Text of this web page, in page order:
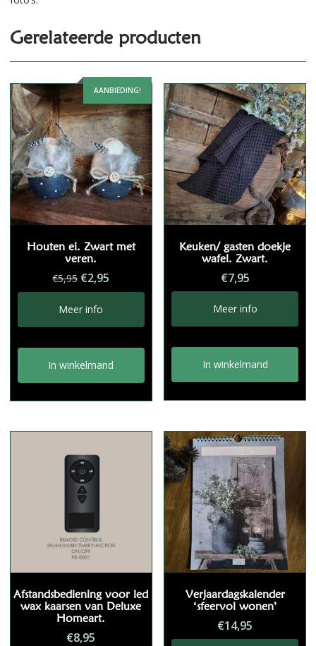
Gerelateerde producten
AANBIEDING!
Houten ei. Zwart met
veren.
€5,95 Oorspronkelijke
prijs
was:
€5,95.
€2,95
prijs
€2,95.
Meer info
In winkelmand
Keuken/ gasten doekje
wafel. Zwart.
€7,95
Meer info
In winkelmand
Afstandsbediening voor led
wax kaarsen van Deluxe
Homeart.
€8,95
Verjaardagskalender
‘sfeervol wonen’
€14,95